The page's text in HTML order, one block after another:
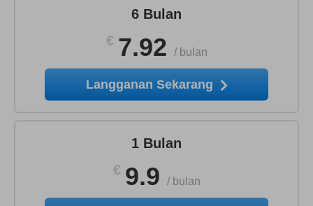
6 Bulan
€ 7.92 / bulan
Langganan Sekarang
1 Bulan
€ 9.9 / bulan